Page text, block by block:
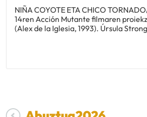
NIÑA COYOTE ETA CHICO
14ren Acción Mutante filmaren
(Alex de la Iglesia, 1993). Úrsula